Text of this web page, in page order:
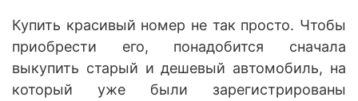
Купить красивый номер не так просто. Чтобы
приобрести его, понадобится сначала
выкупить старый и дешевый автомобиль, на
который уже были зарегистрированы